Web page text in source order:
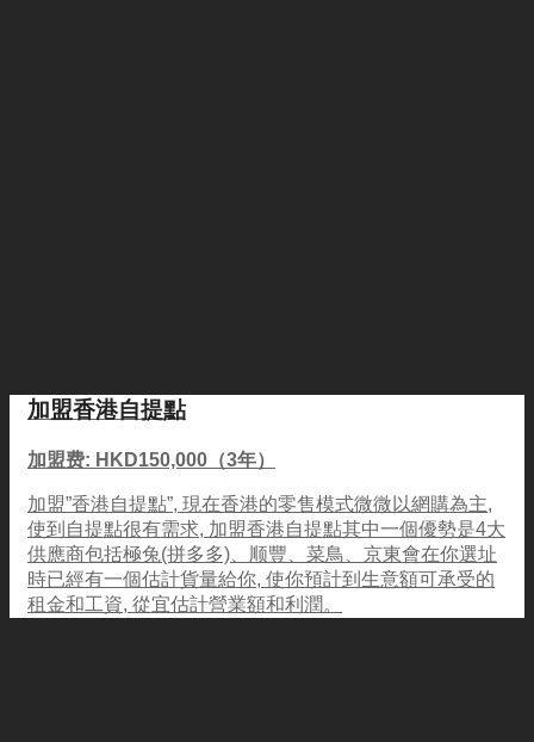
加盟香港自提點
加盟费: HKD150,000（3年）
加盟”香港自提點”, 現在香港的零售模式微微以網購為主,
使到自提點很有需求, 加盟香港自提點其中一個優勢是4大
供應商包括極兔(拼多多)、顺豐、菜鳥、京東會在你選址
時已經有一個估計貨量給你, 使你預計到生意額可承受的
租金和工資, 從宜估計營業額和利潤。